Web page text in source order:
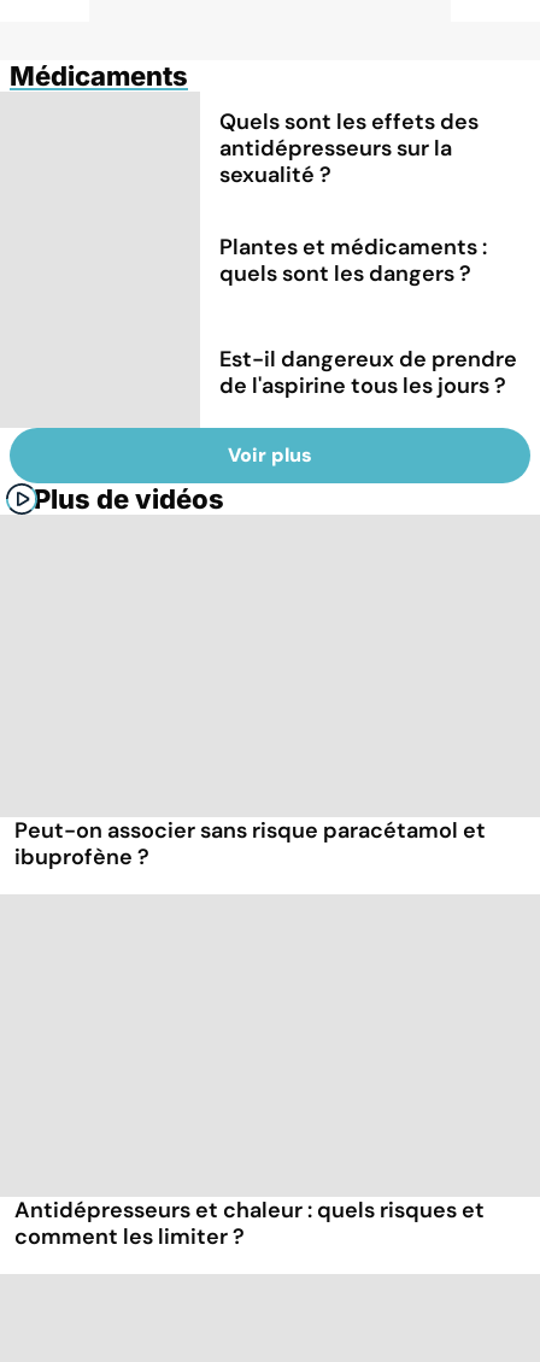
Médicaments
Quels sont les effets des
antidépresseurs sur la
sexualité ?
Plantes et médicaments :
quels sont les dangers ?
Est-il dangereux de prendre
de l'aspirine tous les jours ?
Voir plus
Plus de vidéos
Peut-on associer sans risque paracétamol et
ibuprofène ?
Antidépresseurs et chaleur : quels risques et
comment les limiter ?